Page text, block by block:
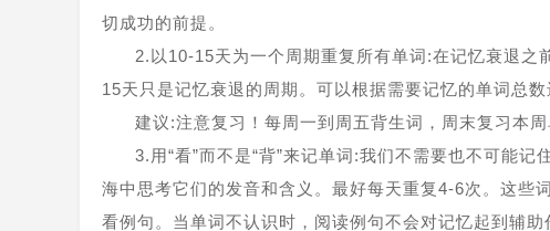
切成功的前提。
2.以10-15天为一个周期重复所有单词:在记忆衰退
15天只是记忆衰退的周期。可以根据需要记忆的单词总
建议:注意复习！每周一到周五背生词，周末复习本周
3.用“看”而不是“背”来记单词:我们不需要也不可能
海中思考它们的发音和含义。最好每天重复4-6次。这些
看例句。当单词不认识时，阅读例句不会对记忆起到辅助